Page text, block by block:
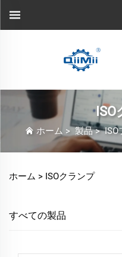
ホーム >製品>ISO
ホーム > ISOクランプ
すべての製品